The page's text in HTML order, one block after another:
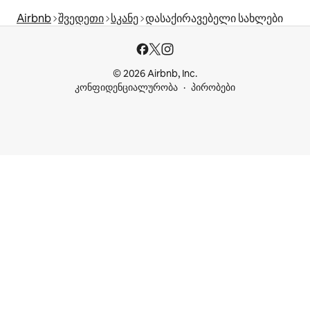
Airbnb შვედეთი სკანე დასაქირავებელი სახლები
© 2026 Airbnb, Inc.
კონფიდენციალურობა
პირობები